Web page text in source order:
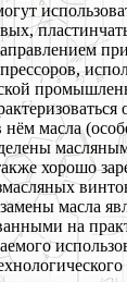
нём масла
хорошо
масла
на